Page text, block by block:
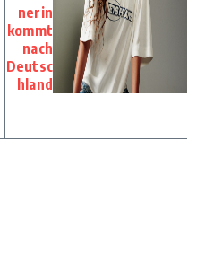
nerin
kommt
nach
Deutsc
hland